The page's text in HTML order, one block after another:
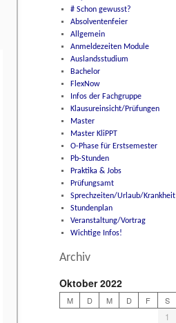
# Schon gewusst?
Absolventenfeier
Allgemein
Anmeldezeiten Module
Auslandsstudium
Bachelor
FlexNow
Infos der Fachgruppe
Klausureinsicht/Prüfungen
Master
Master KliPPT
O-Phase für Erstsemester
Pb-Stunden
Praktika & Jobs
Prüfungsamt
Sprechzeiten/Urlaub/Krankheit
Stundenplan
Veranstaltung/Vortrag
Wichtige Infos!
Archiv
Oktober 2022
M D M D F S
1